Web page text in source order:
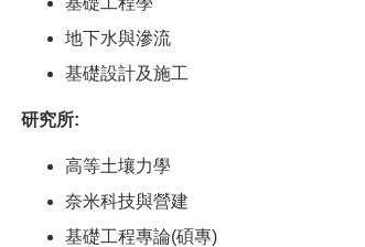
地下水與滲流
基礎設計及施工
研究所:
高等土壤力學
奈米科技與營建
基礎工程專論(碩專)